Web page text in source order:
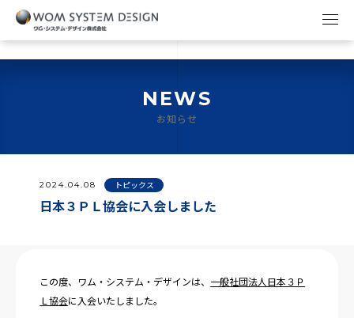
NEWS
お知らせ
2024.04.08 トピックス
日本３ＰＬ協会に入会しました
この度、ワム・システム・デザインは、 一般社団法人日本３Ｐ
Ｌ協会に入会いたしました。